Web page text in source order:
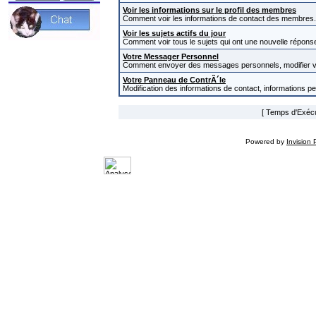
Voir les informations sur le profil des membres
Comment voir les informations de contact des membres.
Voir les sujets actifs du jour
Comment voir tous le sujets qui ont une nouvelle
Votre Messager Personnel
Comment envoyer des messages personnels,
Votre Panneau de ContrÃ´le
Modification des informations de contact, informations
[ Temps
Powered by Invision